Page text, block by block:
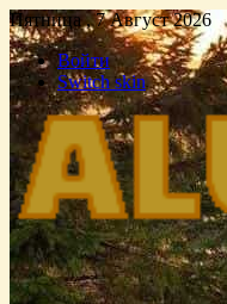
Пятница , 7 Август 2026
Войти
Switch skin